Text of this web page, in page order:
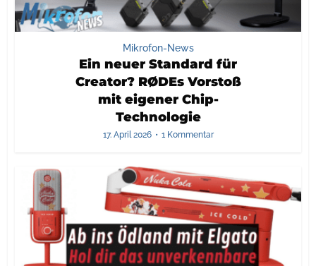
Mikrofon-News
Ein neuer Standard für
Creator? RØDEs Vorstoß
mit eigener Chip-
Technologie
17. April 2026 1 Kommentar